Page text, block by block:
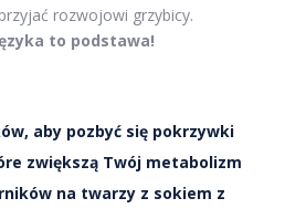
rozwojowi grzybicy.
to podstawa!
aby pozbyć się pokrzywki
zwiększą Twój metabolizm
na twarzy z sokiem z